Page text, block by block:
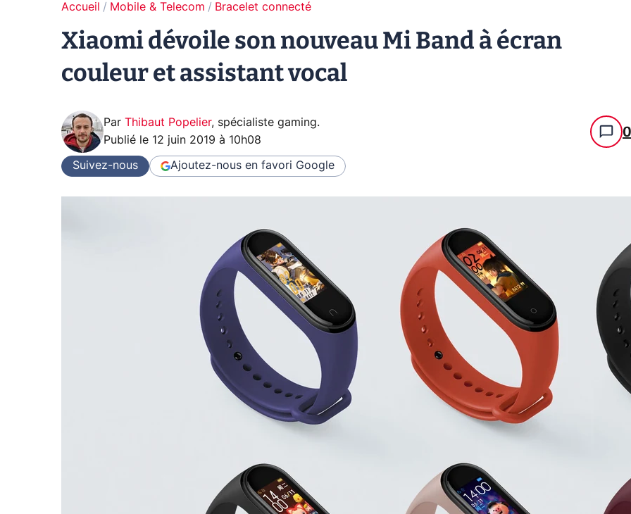
Accueil Mobile & Telecom Bracelet connecté
Xiaomi dévoile son nouveau Mi Band à écran
couleur et assistant vocal
Par Thibaut Popelier, spécialiste gaming.
Publié le 12 juin 2019 à 10h08 0
Suivez-nous Ajoutez-nous en favori Google